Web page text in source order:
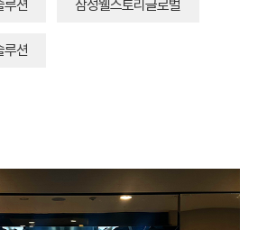
루션 삼성웰스토리글로벌
루션